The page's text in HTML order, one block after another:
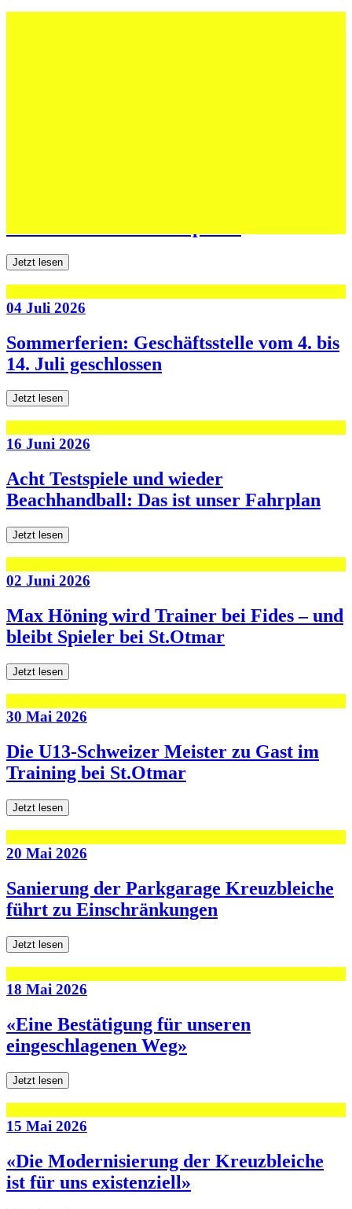
Jetzt lesen
04 Juli 2026
Sommerferien: Geschäftsstelle vom 4. bis
14. Juli geschlossen
Jetzt lesen
16 Juni 2026
Acht Testspiele und wieder
Beachhandball: Das ist unser Fahrplan
Jetzt lesen
02 Juni 2026
Max Höning wird Trainer bei Fides – und
bleibt Spieler bei St.Otmar
Jetzt lesen
30 Mai 2026
Die U13-Schweizer Meister zu Gast im
Training bei St.Otmar
Jetzt lesen
20 Mai 2026
Sanierung der Parkgarage Kreuzbleiche
führt zu Einschränkungen
Jetzt lesen
18 Mai 2026
«Eine Bestätigung für unseren
eingeschlagenen Weg»
Jetzt lesen
15 Mai 2026
«Die Modernisierung der Kreuzbleiche
ist für uns existenziell»